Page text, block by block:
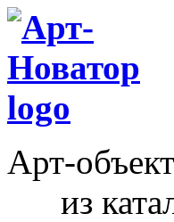
Арт-объект
из